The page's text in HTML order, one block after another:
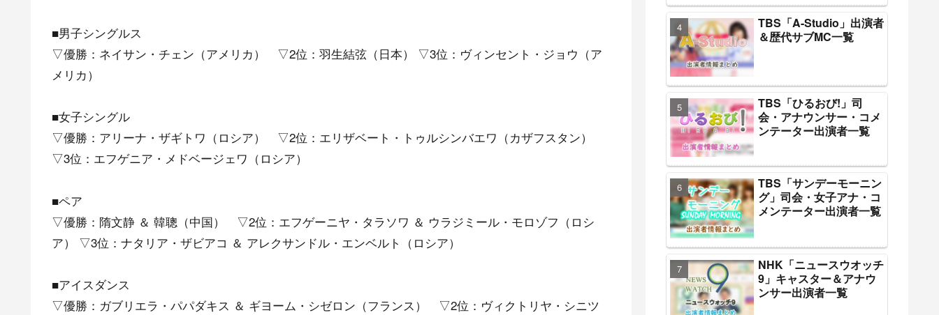
■男子シングルス
▽優勝：ネイサン・チェン（アメリカ） ▽2位：羽生結弦（日本） ▽3位：ヴィンセント・ジョウ（ア
メリカ）
■女子シングル
▽優勝：アリーナ・ザギトワ（ロシア） ▽2位：エリザベート・トゥルシンバエワ（カザフスタン）
▽3位：エフゲニア・メドベージェワ（ロシア）
■ペア
▽優勝：隋文静 ＆ 韓聰（中国） ▽2位：エフゲーニヤ・タラソワ ＆ ウラジミール・モロゾフ（ロシ
ア） ▽3位：ナタリア・ザビアコ ＆ アレクサンドル・エンベルト（ロシア）
■アイスダンス
▽優勝：ガブリエラ・パパダキス ＆ ギヨーム・シゼロン（フランス） ▽2位：ヴィクトリヤ・シニツ
TBS「A-Studio」出演者
＆歴代サブMC一覧
TBS「ひるおび!」司
会・アナウンサー・コメ
ンテーター出演者一覧
TBS「サンデーモーニン
グ」司会・女子アナ・コ
メンテーター出演者一覧
NHK「ニュースウオッチ
9」キャスター＆アナウ
ンサー出演者一覧